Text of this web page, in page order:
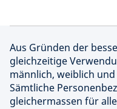
Aus Gründen der
gleichzeitige
männlich, weiblich
Sämtliche
gleichermassen für